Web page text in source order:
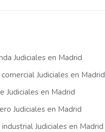
Judiciales en Madrid
Judiciales en Madrid
Judiciales en Madrid
Judiciales en Madrid
Judiciales en Madrid